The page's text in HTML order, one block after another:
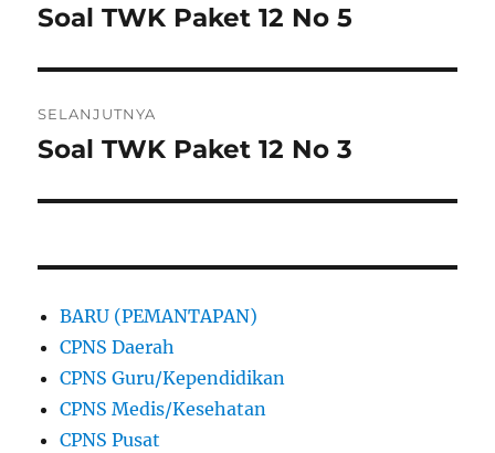
pos
Pos
Soal TWK Paket 12 No 5
SELANJUTNYA
Pos
Soal TWK Paket 12 No 3
BARU (PEMANTAPAN)
CPNS Daerah
CPNS Guru/Kependidikan
CPNS Medis/Kesehatan
CPNS Pusat